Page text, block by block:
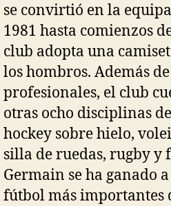
se convirtió en la
1981 hasta comienzos
club adopta una
los hombros. Además
profesionales, el club
otras ocho disciplinas
hockey sobre hielo,
silla de ruedas, rugby y
Germain se ha ganado
fútbol más importantes